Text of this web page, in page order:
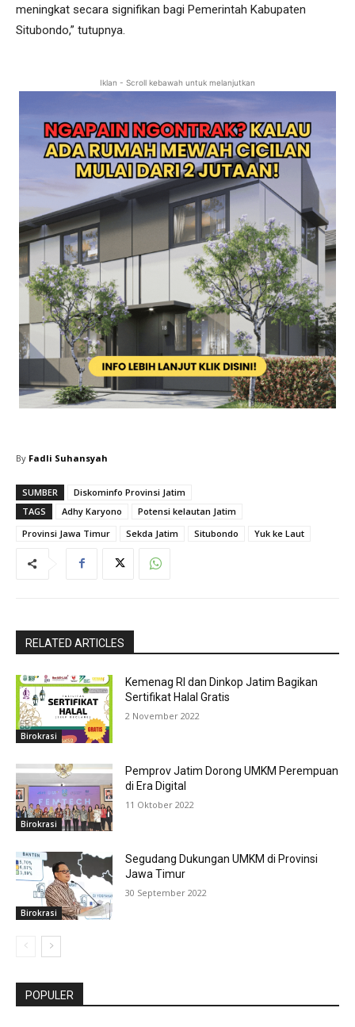
meningkat secara signifikan bagi Pemerintah Kabupaten
Situbondo,” tutupnya.
Iklan - Scroll kebawah untuk melanjutkan
By Fadli Suhansyah
SUMBER
Diskominfo Provinsi Jatim
TAGS
Adhy Karyono
Potensi kelautan Jatim
Provinsi Jawa Timur
Sekda Jatim Situbondo Yuk ke Laut
RELATED ARTICLES
Birokrasi
Kemenag RI dan Dinkop Jatim Bagikan
Sertifikat Halal Gratis
2 November 2022
Birokrasi
Pemprov Jatim Dorong UMKM Perempuan
di Era Digital
11 Oktober 2022
Birokrasi
Segudang Dukungan UMKM di Provinsi
Jawa Timur
30 September 2022
POPULER